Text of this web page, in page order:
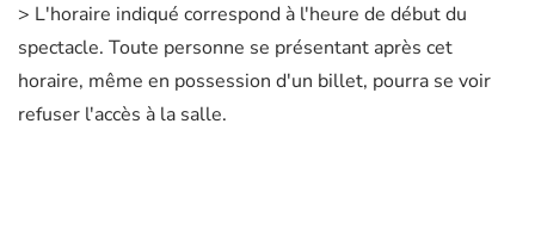
> L'horaire indiqué correspond à l'heure de début du
spectacle. Toute personne se présentant après cet
horaire, même en possession d'un billet, pourra se voir
refuser l'accès à la salle.